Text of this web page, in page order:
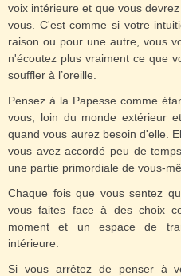
voix intérieure et que vous
vous. C'est comme si votre
raison ou pour une autre, vous
n'écoutez plus vraiment ce que
souffler à l’oreille.
Pensez à la Papesse comme
vous, loin du monde extérieur
quand vous aurez besoin d'elle.
vous avez accordé peu de
une partie primordiale de vous-
Chaque fois que vous sentez
vous faites face à des choix
moment et un espace de
intérieure.
Si vous arrêtez de penser à